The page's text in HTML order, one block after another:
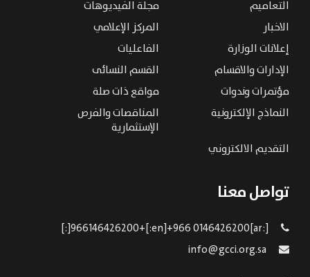
التعاميم
مجلة الفيديوهات
الاخبار
المركز الإعلامي
إعلانات الوزارة
الفاعليات
الإدارات والاقسام
القسم النسائى
مؤتمرات وندوات
مواقع ذات صلة
النماذج الإلكترونية
المناقصات والفرص
الإستثمارية
التقديم الالكتروني
تواصل معنا
[:ar]966146426200+[:en]+966 0146426200[:]